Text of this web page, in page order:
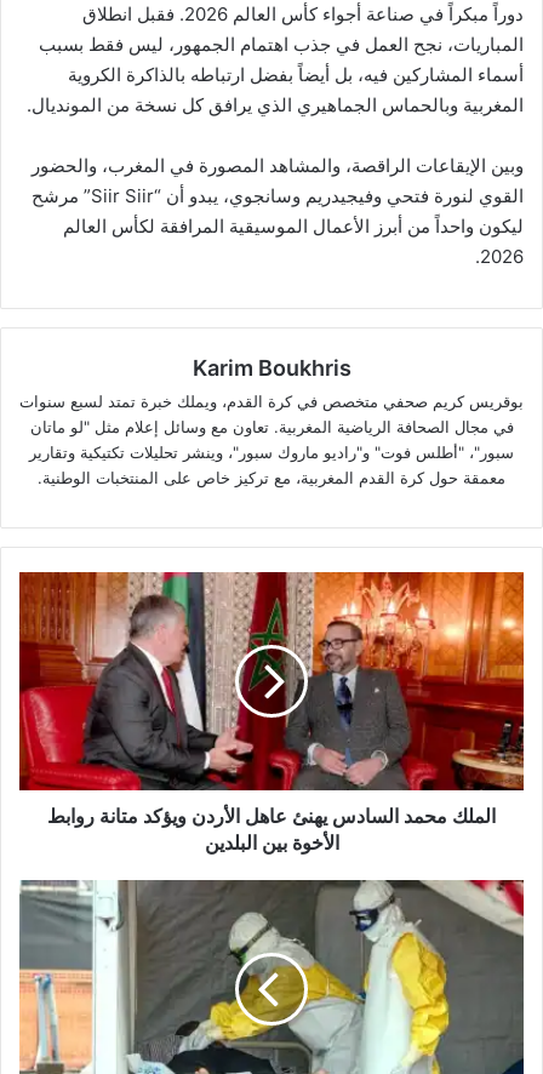
دوراً مبكراً في صناعة أجواء كأس العالم 2026. فقبل انطلاق
المباريات، نجح العمل في جذب اهتمام الجمهور، ليس فقط بسبب
أسماء المشاركين فيه، بل أيضاً بفضل ارتباطه بالذاكرة الكروية
المغربية وبالحماس الجماهيري الذي يرافق كل نسخة من المونديال.
‏وبين الإيقاعات الراقصة، والمشاهد المصورة في المغرب، والحضور
القوي لنورة فتحي وفيجيدريم وسانجوي، يبدو أن “Siir Siir” مرشح
ليكون واحداً من أبرز الأعمال الموسيقية المرافقة لكأس العالم
2026.
Karim Boukhris
بوقريس كريم صحفي متخصص في كرة القدم، ويملك خبرة تمتد لسبع سنوات
في مجال الصحافة الرياضية المغربية. تعاون مع وسائل إعلام مثل "لو ماتان
سبور"، "أطلس فوت" و"راديو ماروك سبور"، وينشر تحليلات تكتيكية وتقارير
معمقة حول كرة القدم المغربية، مع تركيز خاص على المنتخبات الوطنية.
الملك
محمد
السادس
يهنئ
عاهل
الأردن
ويؤكد
متانة
روابط
الأخوةالملك محمد السادس يهنئ عاهل الأردن ويؤكد متانة روابط
الأخوة بين البلدين
واشنطن
وبروكسل
تتحركان
لمنع